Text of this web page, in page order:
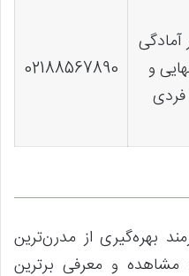
آمادگی
و
02188567890
بهره‌گیری از مدرن‌ترین
و معرفی برترین